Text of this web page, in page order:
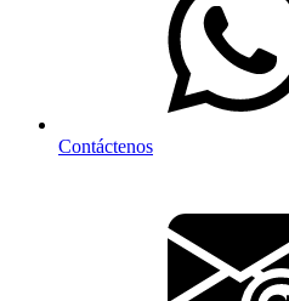
Contáctenos